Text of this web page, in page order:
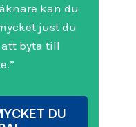
kan du
just du
byta till
DU